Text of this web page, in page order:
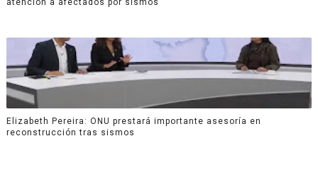
atención a afectados por sismos
Elizabeth Pereira: ONU prestará importante asesoría en
reconstrucción tras sismos